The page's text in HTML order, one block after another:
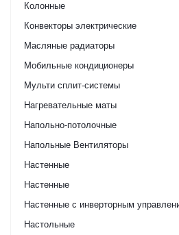
Колонные
Конвекторы электрические
Масляные радиаторы
Мобильные кондиционеры
Мульти сплит-системы
Нагревательные маты
Напольно-потолочные
Напольные Вентиляторы
Настенные
Настенные
Настенные с инверторным
Настольные